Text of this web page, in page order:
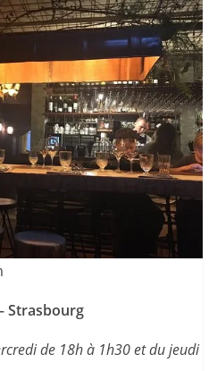
Strasbourg
de 18h à 1h30 et du jeudi